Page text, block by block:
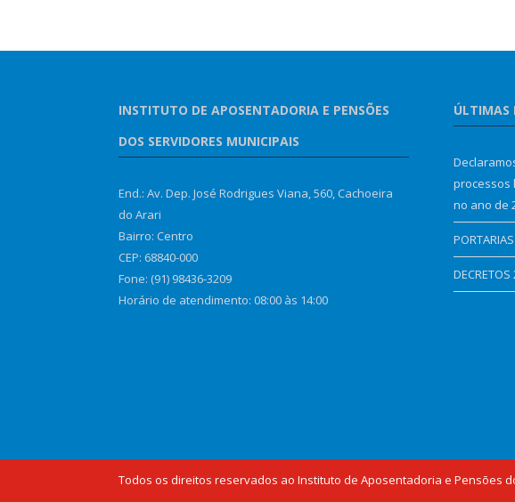
INSTITUTO DE APOSENTADORIA E PENSÕES
DOS SERVIDORES MUNICIPAIS
End.: Av. Dep. José Rodrigues Viana, 560, Cachoeira
do Arari
Bairro: Centro
CEP: 68840-000
Fone: (91) 98436-3209
Horário de atendimento: 08:00 às 14:00
ÚLTIMAS
processos
no ano de
DECRETOS
Todos os direitos reservados ao Instituto de Aposentadoria e Pensões